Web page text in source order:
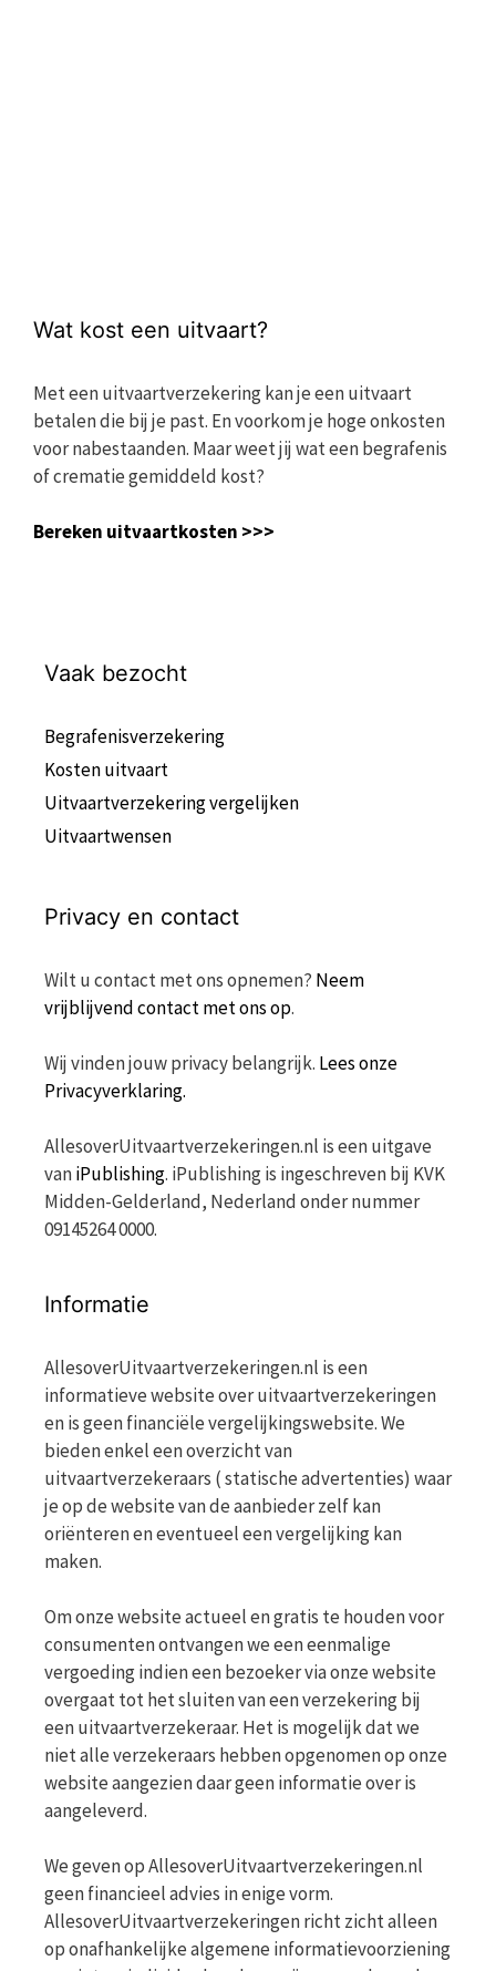
Wat kost een uitvaart?
Met een uitvaartverzekering kan je een uitvaart
betalen die bij je past. En voorkom je hoge onkosten
voor nabestaanden. Maar weet jij wat een begrafenis
of crematie gemiddeld kost?
Bereken uitvaartkosten >>>
Vaak bezocht
Begrafenisverzekering
Kosten uitvaart
Uitvaartverzekering vergelijken
Uitvaartwensen
Privacy en contact
Wilt u contact met ons opnemen? Neem
vrijblijvend contact met ons op.
Wij vinden jouw privacy belangrijk. Lees onze
Privacyverklaring.
AllesoverUitvaartverzekeringen.nl is een uitgave
vaniPublishing. iPublishing is ingeschreven bij KVK
Midden-Gelderland, Nederland onder nummer
09145264 0000.
Informatie
AllesoverUitvaartverzekeringen.nl is een
informatieve website over uitvaartverzekeringen
en is geen financiële vergelijkingswebsite. We
bieden enkel een overzicht van
uitvaartverzekeraars ( statische advertenties) waar
je op de website van de aanbieder zelf kan
oriënteren en eventueel een vergelijking kan
maken.
Om onze website actueel en gratis te houden voor
consumenten ontvangen we een eenmalige
vergoeding indien een bezoeker via onze website
overgaat tot het sluiten van een verzekering bij
een uitvaartverzekeraar. Het is mogelijk dat we
niet alle verzekeraars hebben opgenomen op onze
website aangezien daar geen informatie over is
aangeleverd.
We geven op AllesoverUitvaartverzekeringen.nl
geen financieel advies in enige vorm.
AllesoverUitvaartverzekeringen richt zicht alleen
op onafhankelijke algemene informatievoorziening